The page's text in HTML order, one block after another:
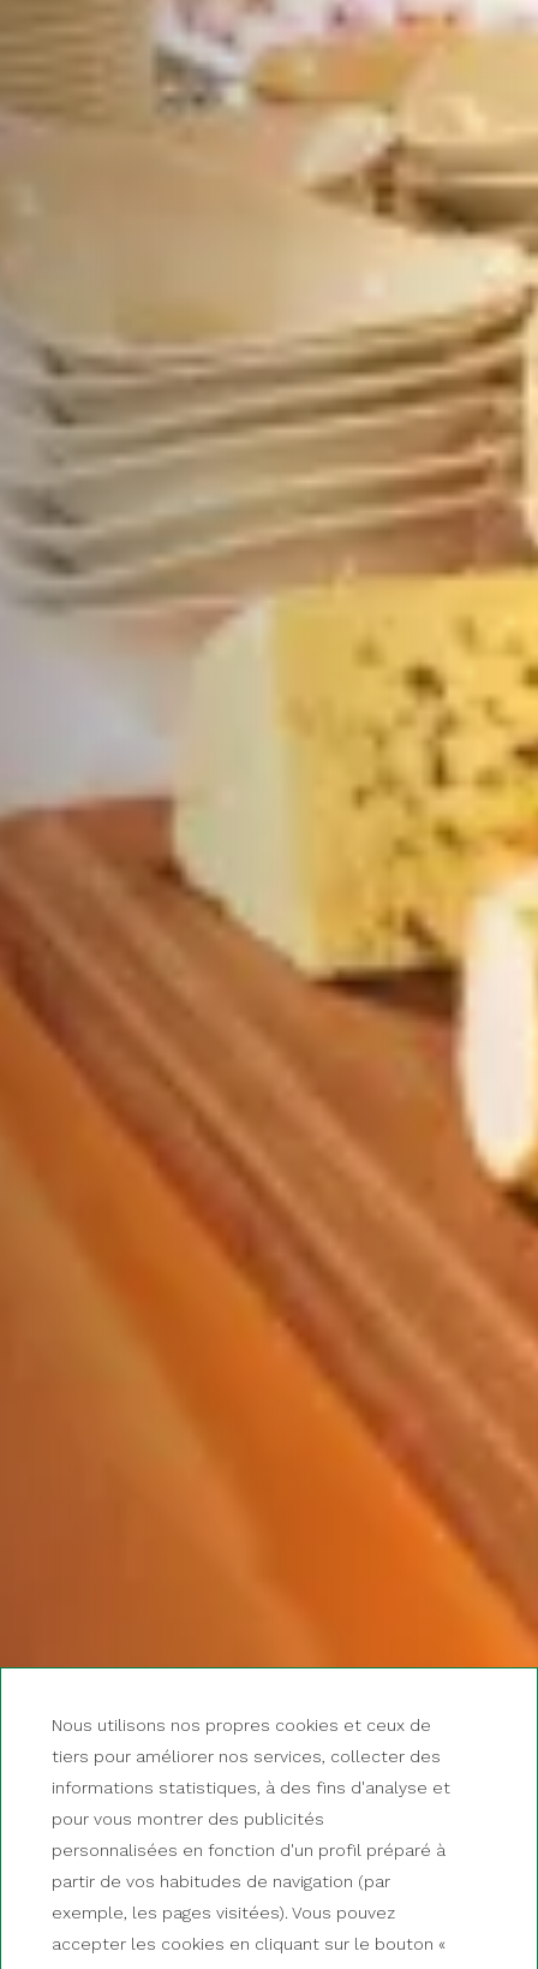
Nous utilisons nos propres cookies et ceux de
tiers pour améliorer nos services, collecter des
informations statistiques, à des fins d'analyse et
pour vous montrer des publicités
personnalisées en fonction d'un profil préparé à
partir de vos habitudes de navigation (par
exemple, les pages visitées). Vous pouvez
accepter les cookies en cliquant sur le bouton «